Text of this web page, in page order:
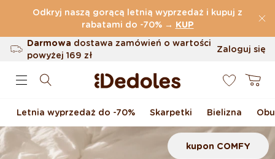
Przejdź do treści
Odkryj naszą gorącą letnią wyprzedaż i kupuj z
rabatami do -70% → KUP
(32.819 Opinie)
Darmowa dostawa zamówień o wartości
powyżej169 zł
Możliwość zwrotu w ciągu 100 dni
Zaloguj się
Koszyk
Letnia wyprzedaż do -70% Skarpetki Bielizna
kupon COMFY